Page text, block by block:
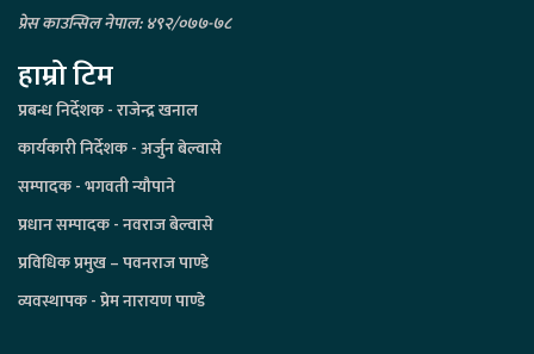
प्रेस काउन्सिल नेपाल: ४९२/०७७-७८
हाम्रो टिम
प्रबन्ध निर्देशक - राजेन्द्र खनाल
कार्यकारी निर्देशक - अर्जुन बेल्वासे
सम्पादक - भगवती न्यौपाने
प्रधान सम्पादक - नवराज बेल्वासे
प्रविधिक प्रमुख – पवनराज पाण्डे
व्यवस्थापक - प्रेम नारायण पाण्डे